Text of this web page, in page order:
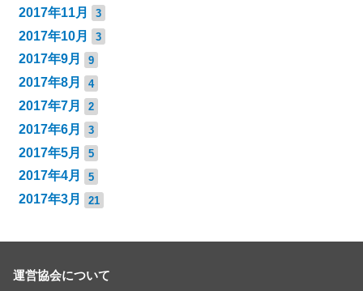
2017年11月 3
2017年10月 3
2017年9月 9
2017年8月 4
2017年7月 2
2017年6月 3
2017年5月 5
2017年4月 5
2017年3月 21
運営協会について